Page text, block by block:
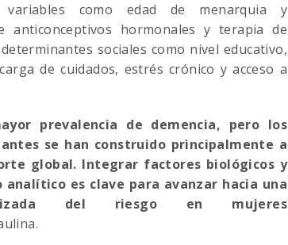
variables como edad de menarquia y
anticonceptivos hormonales y terapia de
sociales como nivel educativo,
de cuidados, estrés crónico y acceso a
prevalencia de demencia, pero los
se han construido principalmente a
global. Integrar factores biológicos y
analítico es clave para avanzar hacia una
del riesgo en mujeres